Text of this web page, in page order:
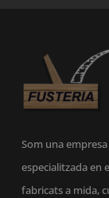
Som una
especialitzada en
fabricats a mida,